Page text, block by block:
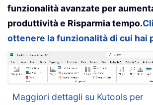
funzionalità avanzate per
produttività e Risparmia tempo.
ottenere la funzionalità di cui hai
Maggiori dettagli su Kutools per